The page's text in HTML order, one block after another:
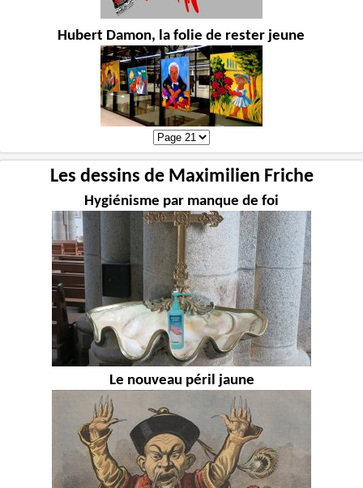
Hubert Damon, la folie de rester jeune
Les dessins de Maximilien Friche
Hygiénisme par manque de foi
Le nouveau péril jaune